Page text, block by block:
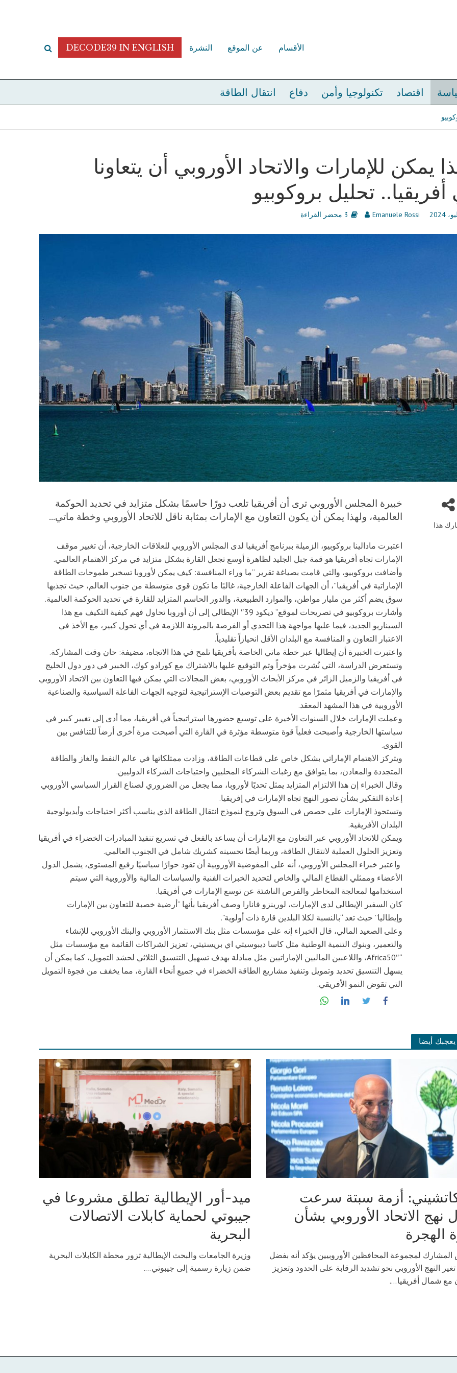
الأقسام عن الموقع النشرة DECODE39 IN ENGLISH
اقتصاد تكنولوجيا وأمن دفاع انتقال الطاقة
يمكن للإمارات والاتحاد الأوروبي أن يتعاونا
تحليل بروكوبيو
Emanuele Rossi 3 محضر القراءة
هذا
خبيرة المجلس الأوروبي ترى أن أفريقيا تلعب دورًا حاسمًا بشكل متزايد في تحديد الحوكمة
العالمية، ولهذا يمكن أن يكون التعاون مع الإمارات بمثابة ناقل للاتحاد الأوروبي وخطة ماتي...
اعتبرت مادالينا بروكوبيو، الزميلة ببرنامج أفريقيا لدى المجلس الأوروبي للعلاقات الخارجية، أن تغيير موقف
الإمارات تجاه أفريقيا هو قمة جبل الجليد لظاهرة أوسع تجعل القارة بشكل متزايد في مركز الاهتمام العالمي.
وأضافت بروكوبيو، والتي قامت بصياغة تقرير “ما وراء المنافسة: كيف يمكن لأوروبا تسخير طموحات الطاقة
الإماراتية في أفريقيا”، أن الجهات الفاعلة الخارجية، غالبًا ما تكون قوى متوسطة من جنوب العالم، حيث تجذبها
سوق يضم أكثر من مليار مواطن، والموارد الطبيعية، والدور الحاسم المتزايد للقارة في تحديد الحوكمة العالمية.
وأشارت بروكوبيو في تصريحات لموقع” ديكود 39″ الإيطالي إلى أن أوروبا تحاول فهم كيفية التكيف مع هذا
السيناريو الجديد، فيما عليها مواجهة هذا التحدي أو الفرصة بالمرونة اللازمة في أي تحول كبير، مع الأخذ في
الاعتبار التعاون و المنافسة مع البلدان الأقل انحيازاً تقليدياً.
واعتبرت الخبيرة أن إيطاليا عبر خطة ماتي الخاصة بأفريقيا تلمح في هذا الاتجاه، مضيفة: حان وقت المشاركة.
وتستعرض الدراسة، التي نُشرت مؤخراً وتم التوقيع عليها بالاشتراك مع كورادو كوك، الخبير في دور دول الخليج
في أفريقيا والزميل الزائر في مركز الأبحاث الأوروبي، بعض المجالات التي يمكن فيها التعاون بين الاتحاد الأوروبي
والإمارات في أفريقيا مثمرًا مع تقديم بعض التوصيات الإستراتيجية لتوجيه الجهات الفاعلة السياسية والصناعية
الأوروبية في هذا المشهد المعقد.
وعملت الإمارات خلال السنوات الأخيرة على توسيع حضورها استراتيجياً في أفريقيا، مما أدى إلى تغيير كبير في
سياستها الخارجية وأصبحت فعلياً قوة متوسطة مؤثرة في القارة التي أصبحت مرة أخرى أرضاً للتنافس بين
القوى.
ويتركز الاهتمام الإماراتي بشكل خاص على قطاعات الطاقة، وزادت ممتلكاتها في عالم النفط والغاز والطاقة
المتجددة والمعادن، بما يتوافق مع رغبات الشركاء المحليين واحتياجات الشركاء الدوليين.
وقال الخبراء إن هذا الالتزام المتزايد يمثل تحديًا لأوروبا، مما يجعل من الضروري لصناع القرار السياسي الأوروبي
إعادة التفكير بشأن تصور النهج تجاه الإمارات في إفريقيا.
وتستحوذ الإمارات على حصص في السوق وتروج لنموذج انتقال الطاقة الذي يناسب أكثر احتياجات وأيديولوجية
البلدان الأفريقية.
ويمكن للاتحاد الأوروبي عبر التعاون مع الإمارات أن يساعد بالفعل في تسريع تنفيذ المبادرات الخضراء في أفريقيا
وتعزيز الحلول العملية لانتقال الطاقة، وربما أيضًا تحسينه كشريك شامل في الجنوب العالمي.
واعتبر خبراء المجلس الأوروبي، أنه على المفوضية الأوروبية أن تقود حوارًا سياسيًا رفيع المستوى، يشمل الدول
الأعضاء وممثلي القطاع المالي والخاص لتحديد الخبرات الفنية والسياسات المالية والأوروبية التي سيتم
استخدامها لمعالجة المخاطر والفرص الناشئة عن توسع الإمارات في أفريقيا.
كان السفير الإيطالي لدى الإمارات، لورينزو فانارا وصف أفريقيا بأنها “أرضية خصبة للتعاون بين الإمارات
وإيطاليا” حيث تعد “بالنسبة لكلا البلدين قارة ذات أولوية”.
وعلى الصعيد المالي، قال الخبراء إنه على مؤسسات مثل بنك الاستثمار الأوروبي والبنك الأوروبي للإنشاء
والتعمير، وبنوك التنمية الوطنية مثل كاسا ديبوسيتي اي بريستيتي، تعزيز الشراكات القائمة مع مؤسسات مثل
“Africa50″، واللاعبين الماليين الإماراتيين مثل مبادلة بهدف تسهيل التنسيق الثلاثي لحشد التمويل، كما يمكن أن
يسهل التنسيق تحديد وتمويل وتنفيذ مشاريع الطاقة الخضراء في جميع أنحاء القارة، مما يخفف من فجوة التمويل
التي تقوض النمو الأفريقي.
يعجبك أيضا
أزمة سبتة سرعت
نهج الاتحاد الأوروبي بشأن
الهجرة
المشارك لمجموعة المحافظين الأوروبيين يؤكد أنه بفضل
تغير النهج الأوروبي نحو تشديد الرقابة على الحدود وتعزيز
مع شمال أفريقيا....
ميد-أور الإيطالية تطلق مشروعا في
جيبوتي لحماية كابلات الاتصالات
البحرية
وزيرة الجامعات والبحث الإيطالية تزور محطة الكابلات البحرية
ضمن زيارة رسمية إلى جيبوتي....